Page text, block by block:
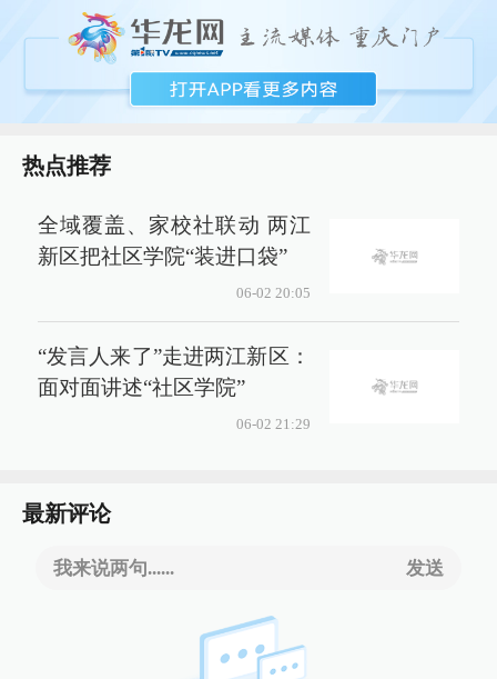
热点推荐
全域覆盖、家校社联动 两江
新区把社区学院“装进口袋”
06-02 20:05
“发言人来了”走进两江新区：
面对面讲述“社区学院”
06-02 21:29
最新评论
我来说两句...... 发送